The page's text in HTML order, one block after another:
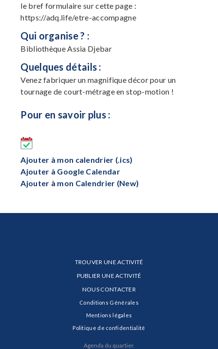
le bref formulaire sur cette page :
https://adq.life/etre-accompagne
Qui organise ? :
Bibliothèque Assia Djebar
Quelques détails :
Venez fabriquer un magnifique décor pour un
tournage de court-métrage en stop-motion !
Pour en savoir plus :
Ajouter à mon calendrier (.ics)
Ajouter à Google Calendar
Ajouter à mon Calendrier (New)
TROUVER UNE ACTIVITÉ
PUBLIER UNE ACTIVITÉ
NOUS CONTACTER
Conditions Générales
Mentions légales
Politique de confidentialité
Agenda du quartier.